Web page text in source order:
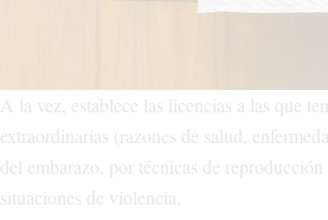
A la vez, establece las licencias a las que
extraordinarias (razones de salud,
del embarazo, por técnicas de
situaciones de violencia.